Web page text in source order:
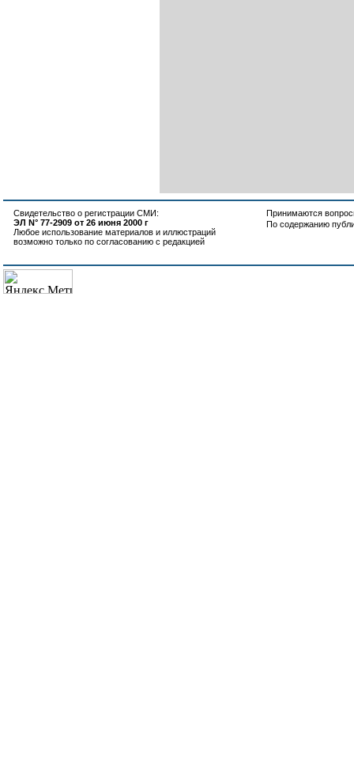
Свидетельство о регистрации СМИ:
ЭЛ N° 77-2909 от 26 июня 2000 г
Любое использование материалов и иллюстраций
возможно только по согласованию с редакцией
Принимаются
По содержанию